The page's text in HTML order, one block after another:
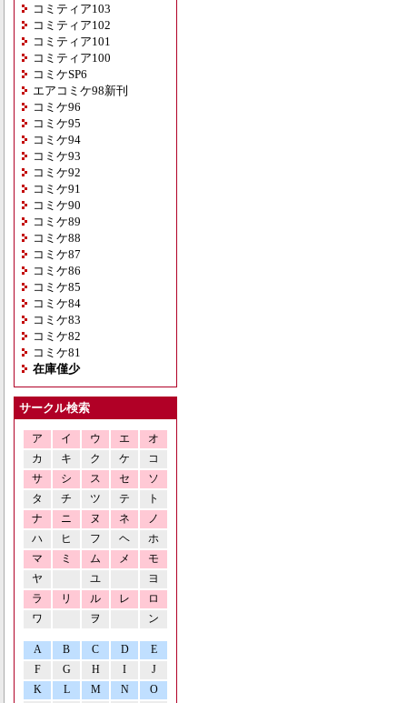
コミティア103
コミティア102
コミティア101
コミティア100
コミケSP6
エアコミケ98新刊
コミケ96
コミケ95
コミケ94
コミケ93
コミケ92
コミケ91
コミケ90
コミケ89
コミケ88
コミケ87
コミケ86
コミケ85
コミケ84
コミケ83
コミケ82
コミケ81
在庫僅少
サークル検索
ア イ ウ エ
オ
カ
キ ク ケ
コ
サ
シ ス セ
ソ
タ
チ ツ テ
ト
ナ
ニ ヌ ネ
ノ
ハ
ヒ フ ヘ
ホ
マ
ミ ム メ
モ
ヤ
ユ
ヨ
ラ
リ ル レ
ロ
ワ
ヲ ン
A B C D
E
F
G H I
J
K
L M N O